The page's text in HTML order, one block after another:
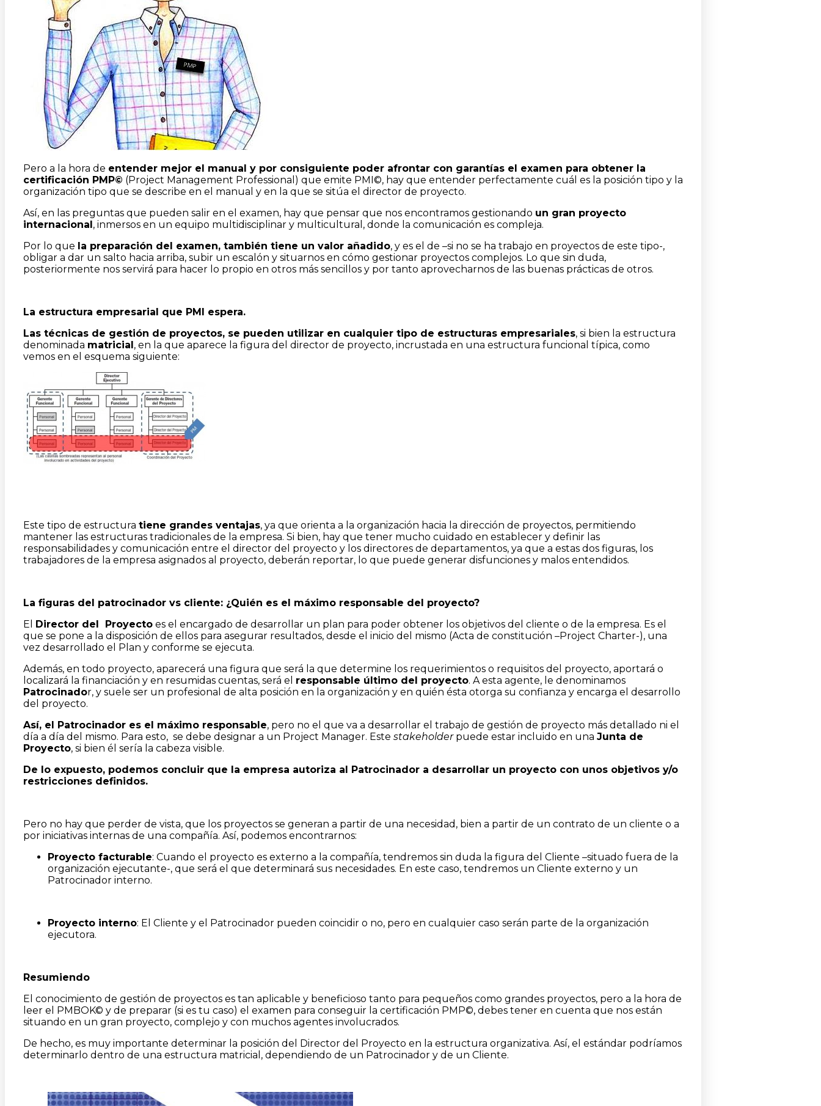
Pero a la hora de entender mejor el manual y por consiguiente poder afrontar con garantías el examen para obtener la
certificación PMP© (Project Management Professional) que emite PMI©, hay que entender perfectamente cuál es la posición tipo y la
organización tipo que se describe en el manual y en la que se sitúa el director de proyecto.
Así, en las preguntas que pueden salir en el examen, hay que pensar que nos encontramos gestionando un gran proyecto
internacional, inmersos en un equipo multidisciplinar y multicultural, donde la comunicación es compleja.
Por lo que la preparación del examen, también tiene un valor añadido, y es el de –si no se ha trabajo en proyectos de este tipo-,
obligar a dar un salto hacia arriba, subir un escalón y situarnos en cómo gestionar proyectos complejos. Lo que sin duda,
posteriormente nos servirá para hacer lo propio en otros más sencillos y por tanto aprovecharnos de las buenas prácticas de otros.
La estructura empresarial que PMI espera.
Las técnicas de gestión de proyectos, se pueden utilizar en cualquier tipo de estructuras empresariales, si bien la estructura
denominada matricial, en la que aparece la figura del director de proyecto, incrustada en una estructura funcional típica, como
vemos en el esquema siguiente:
Este tipo de estructura tiene grandes ventajas, ya que orienta a la organización hacia la dirección de proyectos, permitiendo
mantener las estructuras tradicionales de la empresa. Si bien, hay que tener mucho cuidado en establecer y definir las
responsabilidades y comunicación entre el director del proyecto y los directores de departamentos, ya que a estas dos figuras, los
trabajadores de la empresa asignados al proyecto, deberán reportar, lo que puede generar disfunciones y malos entendidos.
La figuras del patrocinador vs cliente: ¿Quién es el máximo responsable del proyecto?
El Director del Proyecto es el encargado de desarrollar un plan para poder obtener los objetivos del cliente o de la empresa. Es el
que se pone a la disposición de ellos para asegurar resultados, desde el inicio del mismo (Acta de constitución –Project Charter-), una
vez desarrollado el Plan y conforme se ejecuta.
Además, en todo proyecto, aparecerá una figura que será la que determine los requerimientos o requisitos del proyecto, aportará o
localizará la financiación y en resumidas cuentas, será el responsable último del proyecto. A esta agente, le denominamos
Patrocinador, y suele ser un profesional de alta posición en la organización y en quién ésta otorga su confianza y encarga el desarrollo
del proyecto.
Así, el Patrocinador es el máximo responsable, pero no el que va a desarrollar el trabajo de gestión de proyecto más detallado ni el
día a día del mismo. Para esto, se debe designar a un Project Manager. Este stakeholderpuede estar incluido en una Junta de
Proyecto, si bien él sería la cabeza visible.
De lo expuesto, podemos concluir que la empresa autoriza al Patrocinador a desarrollar un proyecto con unos objetivos y/o
restricciones definidos.
Pero no hay que perder de vista, que los proyectos se generan a partir de una necesidad, bien a partir de un contrato de un cliente o a
por iniciativas internas de una compañía. Así, podemos encontrarnos:
Proyecto facturable: Cuando el proyecto es externo a la compañía, tendremos sin duda la figura del Cliente –situado fuera de la
organización ejecutante-, que será el que determinará sus necesidades. En este caso, tendremos un Cliente externo y un
Patrocinador interno.
Proyecto interno: El Cliente y el Patrocinador pueden coincidir o no, pero en cualquier caso serán parte de la organización
ejecutora.
Resumiendo
El conocimiento de gestión de proyectos es tan aplicable y beneficioso tanto para pequeños como grandes proyectos, pero a la hora de
leer el PMBOK© y de preparar (si es tu caso) el examen para conseguir la certificación PMP©, debes tener en cuenta que nos están
situando en un gran proyecto, complejo y con muchos agentes involucrados.
De hecho, es muy importante determinar la posición del Director del Proyecto en la estructura organizativa. Así, el estándar podríamos
determinarlo dentro de una estructura matricial, dependiendo de un Patrocinador y de un Cliente.